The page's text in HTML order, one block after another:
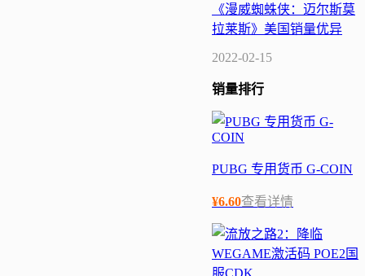
《漫威蜘蛛侠：迈尔斯莫
拉莱斯》美国销量优异
2022-02-15
销量排行
PUBG 专用货币 G-COIN
¥6.60查看详情